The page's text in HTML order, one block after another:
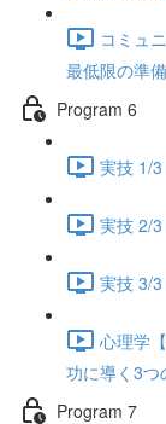
コミュ
最低限の準
Program 6
実技 1/
実技 2/
実技 3/
心理学
功に導く3
Program 7